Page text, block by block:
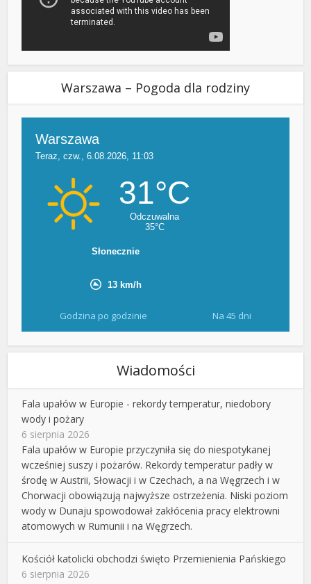
Warszawa – Pogoda dla rodziny
Godzina po godzinie Na 45 dni
Wiadomości
Fala upałów w Europie - rekordy temperatur, niedobory
wody i pożary
6 sierpnia 2026
Fala upałów w Europie przyczyniła się do niespotykanej
wcześniej suszy i pożarów. Rekordy temperatur padły w
środę w Austrii, Słowacji i w Czechach, a na Węgrzech i w
Chorwacji obowiązują najwyższe ostrzeżenia. Niski poziom
wody w Dunaju spowodował zakłócenia pracy elektrowni
atomowych w Rumunii i na Węgrzech.
Kościół katolicki obchodzi święto Przemienienia Pańskiego
6 sierpnia 2026